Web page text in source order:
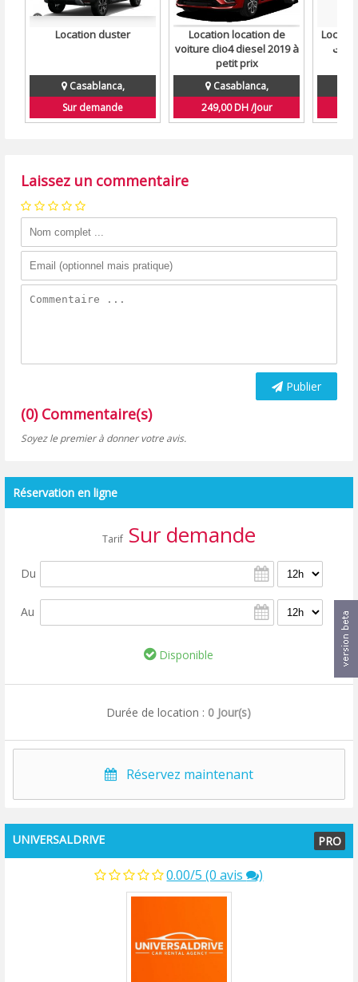
Location duster
Casablanca,
Sur demande
Location location de
voiture clio4 diesel 2019 à
petit prix
Casablanca,
249,00 DH /Jour
Laissez un commentaire
Publier
(0) Commentaire(s)
Soyez le premier à donner votre avis.
Réservation en ligne
TarifSur demande
Du
Au
Disponible
Durée de location : 0 Jour(s)
Réservez maintenant
UNIVERSALDRIVE PRO
0.00/5 (0 avis )